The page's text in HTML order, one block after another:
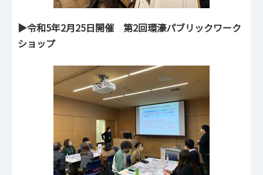
▶令和5年2月25日開催 第2回環濠パブリックワーク
ショップ